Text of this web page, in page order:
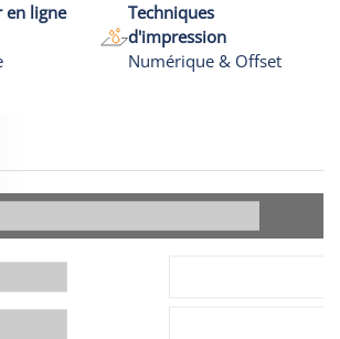
en ligne
Techniques
d'impression
Numérique & Offset